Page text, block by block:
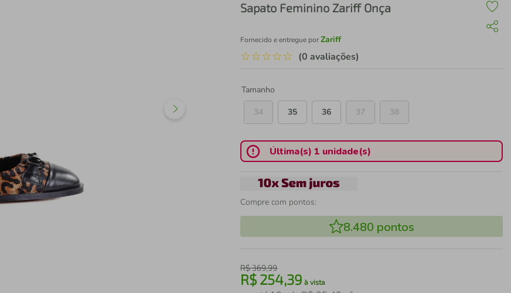
Sapato Feminino Zariff Onça
Fornecido e entregue porZariff
☆☆☆☆☆ (0 avaliações)
Tamanho
34
35 36 37 38
Última(s) 1 unidade(s)
Compre com pontos:
8.480 pontos
R$369,99
R$254,39 à vista